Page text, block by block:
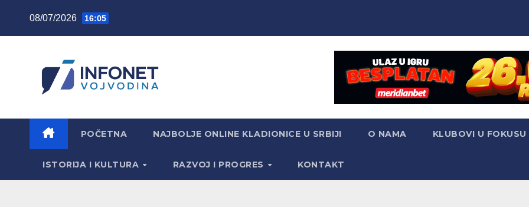
08/07/2026 16:05
POČETNA NAJBOLJE ONLINE KLADIONICE U SRBIJI O NAMA KLUBOVI U FOKUSU
ISTORIJA I KULTURA RAZVOJ I PROGRES KONTAKT